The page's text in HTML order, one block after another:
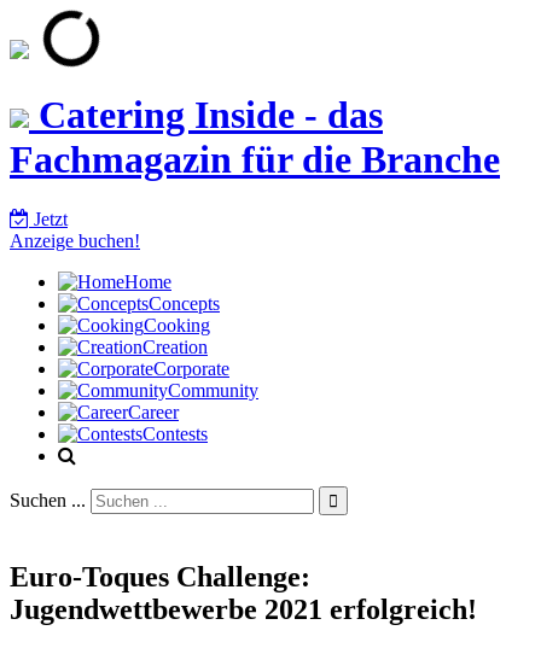
Catering Inside - das
Fachmagazin für die Branche
Jetzt
Anzeige buchen!
Home
Concepts
Cooking
Creation
Corporate
Community
Career
Contests
Suchen ... 
Euro-Toques Challenge:
Jugendwettbewerbe 2021 erfolgreich!